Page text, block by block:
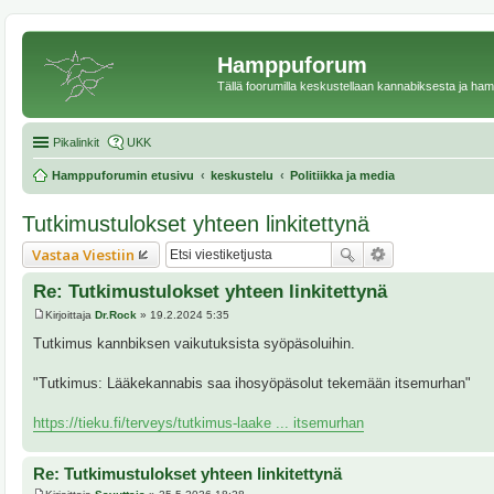
Hamppuforum
Tällä foorumilla keskustellaan kannabiksesta ja
Pikalinkit UKK
Hamppuforumin etusivu keskustelu Politiikka ja media
Tutkimustulokset yhteen linkitettynä
Vastaa Viestiin
Re: Tutkimustulokset yhteen linkitettynä
e
t
KirjoittajaDr.Rock » 19.2.2024 5:35
Tutkimus kannbiksen vaikutuksista syöpäsoluihin.
"Tutkimus: Lääkekannabis saa ihosyöpäsolut tekemään itsemurhan"
https://tieku.fi/terveys/tutkimus-laake ... itsemurhan
Re: Tutkimustulokset yhteen linkitettynä